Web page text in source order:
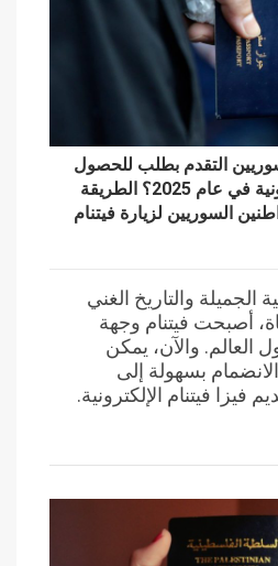
التقدم بطلب للحصول
على فيزا فيتنام الإلكترونية في عام 2025؟ الطريقة
السوريين لزيارة فيتنام
الجميلة والتاريخ الغني
أصبحت فيتنام وجهة
العالم. والآن، يمكن
بسهولة إلى
فيزا فيتنام الإلكترونية.